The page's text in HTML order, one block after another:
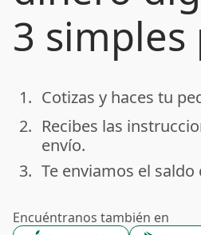
3 simples
done
1. Cotizas y haces tu
done
2. Recibes las
envío.
done
3. Te enviamos el saldo
Encuéntranos también en